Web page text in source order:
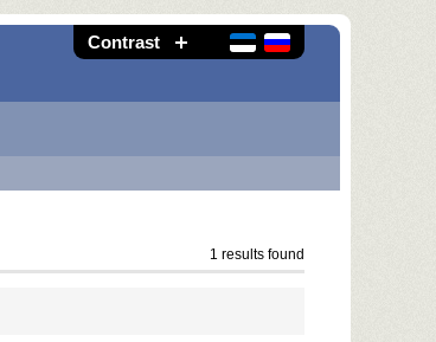
Contrast
1 results found